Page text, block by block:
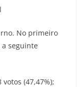
No primeiro
seguinte
(47,47%);